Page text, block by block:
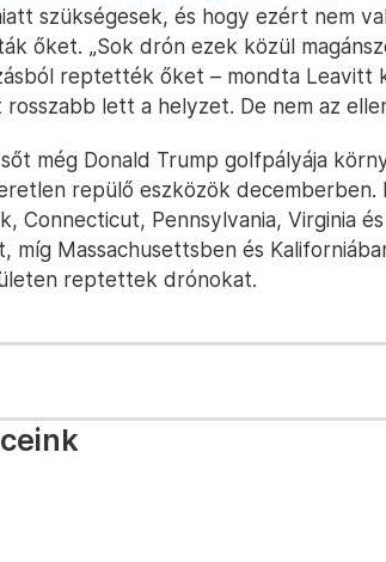
szükségesek, és hogy ezért nem
őket. „Sok drón ezek közül
reptették őket – mondta Leavitt
rosszabb lett a helyzet. De nem az
még Donald Trump golfpályája
repülő eszközök decemberben.
Connecticut, Pennsylvania, Virginia
míg Massachusettsben és
reptettek drónokat.